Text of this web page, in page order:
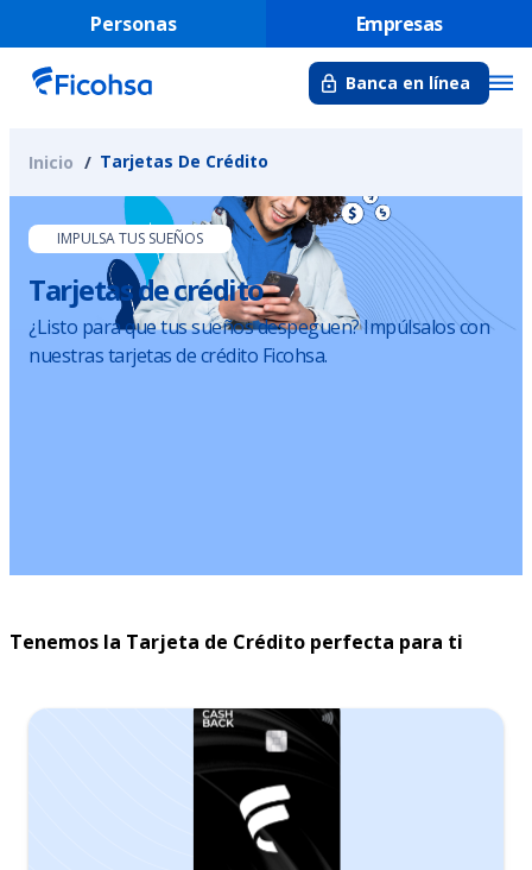
Personas Empresas
Banca en línea
Inicio Tarjetas De Crédito
IMPULSA TUS SUEÑOS
Tarjetas de crédito
¿Listo para que tus sueños despeguen? Impúlsalos con
nuestras tarjetas de crédito Ficohsa.
Tenemos la Tarjeta de Crédito perfecta para ti